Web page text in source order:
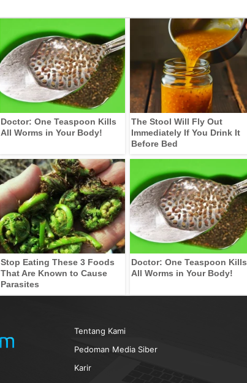
Doctor: One Teaspoon Kills
All Worms in Your Body!
The Stool Will Fly Out
Immediately If You Drink It
Before Bed
Stop Eating These 3 Foods
That Are Known to Cause
Parasites
Doctor: One Teaspoon Kills
All Worms in Your Body!
Tentang Kami
Pedoman Media Siber
Karir